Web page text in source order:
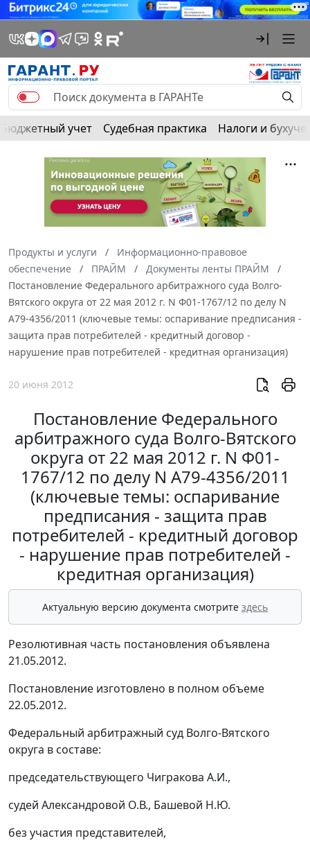
Бюджетный учет Судебная практика Налоги и
Продукты и услуги
Информационно-правовое
обеспечение
ПРАЙМ
Документы ленты ПРАЙМ
Постановление Федерального арбитражного суда Волго-
Вятского округа от 22 мая 2012 г. N Ф01-1767/12 по делу N
А79-4356/2011 (ключевые темы: оспаривание предписания -
защита прав потребителей - кредитный договор -
нарушение прав потребителей - кредитная организация)
20 июня 2012
Постановление Федерального
арбитражного суда Волго-Вятского
округа от 22 мая 2012 г. N Ф01-
1767/12 по делу N А79-4356/2011
(ключевые темы: оспаривание
предписания - защита прав
потребителей - кредитный договор
- нарушение прав потребителей -
кредитная организация)
Актуальную версию документа смотрите здесь
Резолютивная часть постановления объявлена
21.05.2012.
Постановление изготовлено в полном объеме
22.05.2012.
Федеральный арбитражный суд Волго-Вятского
округа в составе:
председательствующего Чигракова А.И.,
судей Александровой О.В., Башевой Н.Ю.
без участия представителей,